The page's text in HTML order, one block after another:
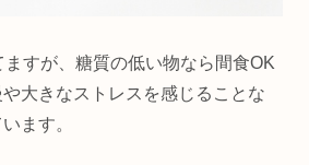
すが、糖質の低い物なら間食OK
大きなストレスを感じることな
ます。